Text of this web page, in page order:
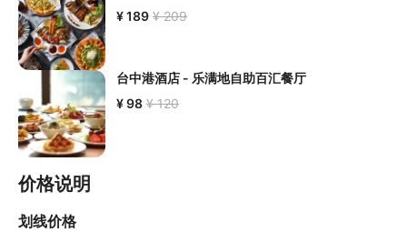
¥ 189 ¥ 209
台中港酒店 - 乐满地自助百汇餐厅
¥ 98 ¥ 120
价格说明
划线价格